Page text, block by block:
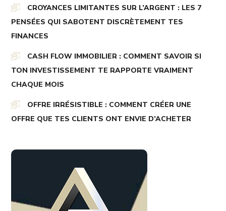
CROYANCES LIMITANTES SUR L’ARGENT : LES 7
PENSÉES QUI SABOTENT DISCRÈTEMENT TES
FINANCES
CASH FLOW IMMOBILIER : COMMENT SAVOIR SI
TON INVESTISSEMENT TE RAPPORTE VRAIMENT
CHAQUE MOIS
OFFRE IRRÉSISTIBLE : COMMENT CRÉER UNE
OFFRE QUE TES CLIENTS ONT ENVIE D’ACHETER